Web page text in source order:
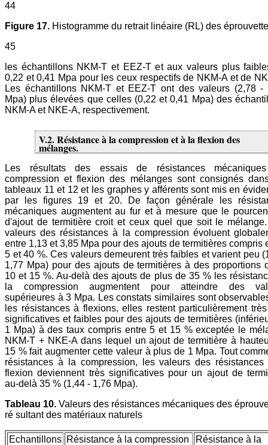
44
Figure 17. Histogramme du retrait linéaire (RL) des
45
les échantillons NKM-T et EEZ-T et aux valeurs plus
0,22 et 0,41 Mpa pour les ceux respectifs de NKM-A et de
Les échantillons NKM-T et EEZ-T ont des valeurs (2,78 -
Mpa) plus élevées que celles (0,22 et 0,41 Mpa) des
NKM-A et NKE-A, respectivement.
V.2. Résistance à la compression et à la flexion des
mélanges.
Les résultats des essais de résistances
compression et flexion des mélanges sont consignés
tableaux 11 et 12 et les graphes y afférents sont mis en
par les figures 19 et 20. De façon générale les
mécaniques augmentent au fur et à mesure que le
d'ajout de termitière croit et ceux quel que soit le
valeurs des résistances à la compression évoluent
entre 1,13 et 3,85 Mpa pour des ajouts de termitières compris
5 et 40 %. Ces valeurs demeurent très faibles et varient peu
1,77 Mpa) pour des ajouts de termitières à des proportions
10 et 15 %. Au-delà des ajouts de plus de 35 % les
la compression augmentent pour atteindre des
supérieures à 3 Mpa. Les constats similaires sont
les résistances à flexions, elles restent particulièrement
significatives et faibles pour des ajouts de termitières
1 Mpa) à des taux compris entre 5 et 15 % exceptée le
NKM-T + NKE-A dans lequel un ajout de termitière à
15 % fait augmenter cette valeur à plus de 1 Mpa. Tout
résistances à la compression, les valeurs des
flexion deviennent très significatives pour un ajout de
au-delà 35 % (1,44 - 1,76 Mpa).
Tableau 10. Valeurs des résistances mécaniques des
ré sultant des matériaux naturels
Echantillons Résistance à la compression
Résistance à la